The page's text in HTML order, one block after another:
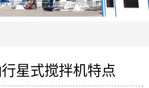
星式搅拌机特点